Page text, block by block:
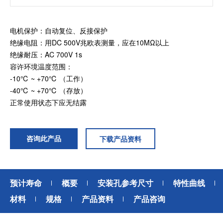
电机保护：自动复位、反接保护
绝缘电阻：用DC 500V兆欧表测量，应在10MΩ以上
绝缘耐压：AC 700V 1s
容许环境温度范围：
-10℃ ~ +70℃ （工作）
-40℃ ~ +70℃ （存放）
正常使用状态下应无结露
咨询此产品 下载产品资料
预计寿命 概要 安装孔参考尺寸
特性曲线
材料
规格 产品资料 产品咨询